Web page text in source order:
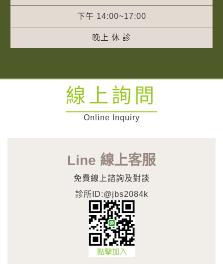
下午 14:00~17:00
晚上 休 診
線上詢問
Online Inquiry
Line 線上客服
免費線上諮詢及對談
診所ID:@jbs2084k